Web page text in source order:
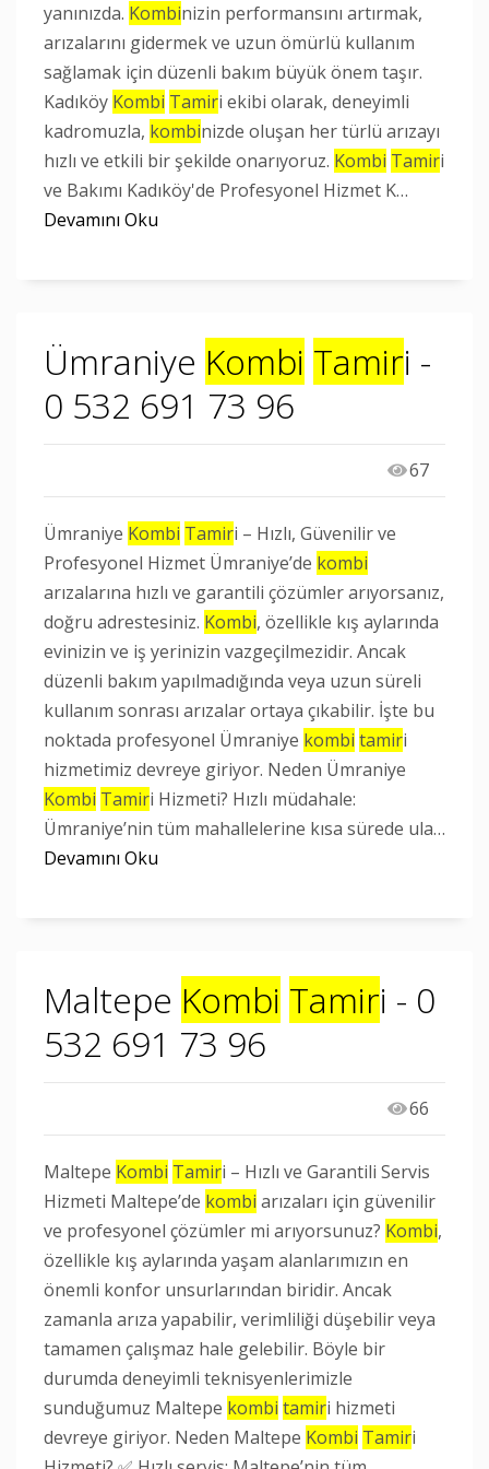
yanınızda. Kombinizin performansını artırmak,
arızalarını gidermek ve uzun ömürlü kullanım
sağlamak için düzenli bakım büyük önem taşır.
Kadıköy Kombi Tamiri ekibi olarak, deneyimli
kadromuzla, kombinizde oluşan her türlü arızayı
hızlı ve etkili bir şekilde onarıyoruz. Kombi Tamiri
ve Bakımı Kadıköy'de Profesyonel Hizmet K…
Devamını Oku
Ümraniye Kombi Tamiri -
0 532 691 73 96
67
Ümraniye Kombi Tamiri – Hızlı, Güvenilir ve
Profesyonel Hizmet Ümraniye’de kombi
arızalarına hızlı ve garantili çözümler arıyorsanız,
doğru adrestesiniz. Kombi, özellikle kış aylarında
evinizin ve iş yerinizin vazgeçilmezidir. Ancak
düzenli bakım yapılmadığında veya uzun süreli
kullanım sonrası arızalar ortaya çıkabilir. İşte bu
noktada profesyonel Ümraniye kombi tamiri
hizmetimiz devreye giriyor. Neden Ümraniye
Kombi Tamiri Hizmeti? Hızlı müdahale:
Ümraniye’nin tüm mahallelerine kısa sürede ula…
Devamını Oku
Maltepe Kombi Tamiri - 0
532 691 73 96
66
Maltepe Kombi Tamiri – Hızlı ve Garantili Servis
Hizmeti Maltepe’de kombi arızaları için güvenilir
ve profesyonel çözümler mi arıyorsunuz? Kombi,
özellikle kış aylarında yaşam alanlarımızın en
önemli konfor unsurlarından biridir. Ancak
zamanla arıza yapabilir, verimliliği düşebilir veya
tamamen çalışmaz hale gelebilir. Böyle bir
durumda deneyimli teknisyenlerimizle
sunduğumuz Maltepe kombi tamiri hizmeti
devreye giriyor. Neden Maltepe Kombi Tamiri